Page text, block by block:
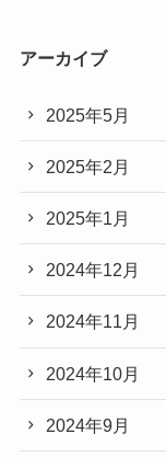
アーカイブ
2025年5月
2025年2月
2025年1月
2024年12月
2024年11月
2024年10月
2024年9月